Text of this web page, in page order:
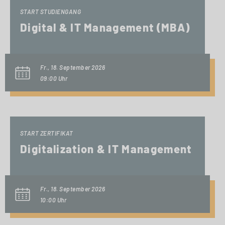
START STUDIENGANG
Digital & IT Management (MBA)
Fr., 18. September 2026
09:00 Uhr
START ZERTIFIKAT
Digitalization & IT Management
Fr., 18. September 2026
10:00 Uhr